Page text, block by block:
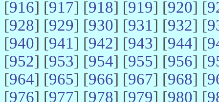
[916] [917] [918] [919] [920] [
[928] [929] [930] [931] [932] [
[940] [941] [942] [943] [944] [
[952] [953] [954] [955] [956] [
[964] [965] [966] [967] [968] [
[976] [977] [978] [979] [980] [